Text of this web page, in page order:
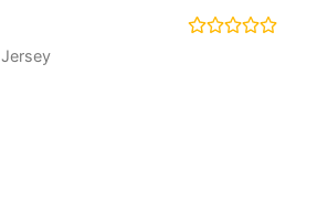
Jersey